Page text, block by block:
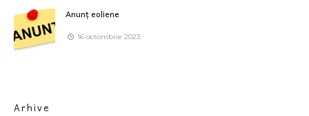
Anunț eoliene
16 octombrie 2023
Arhive